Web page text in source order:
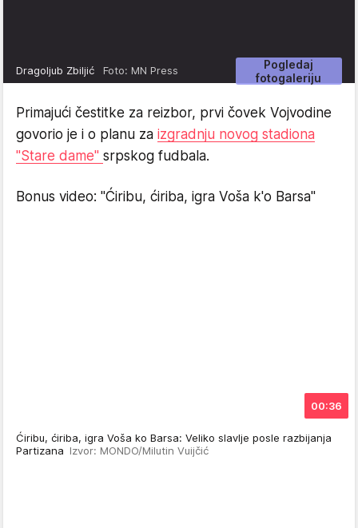
Pogledaj
fotogaleriju
Dragoljub Zbiljić Foto: MN Press
Primajući čestitke za reizbor, prvi čovek Vojvodine
govorio je i o planu za izgradnju novog stadiona
"Stare dame" srpskog fudbala.
Bonus video: "Ćiribu, ćiriba, igra Voša k'o Barsa"
00:36
Ćiribu, ćiriba, igra Voša ko Barsa: Veliko slavlje posle razbijanja
Partizana Izvor: MONDO/Milutin Vuijčić